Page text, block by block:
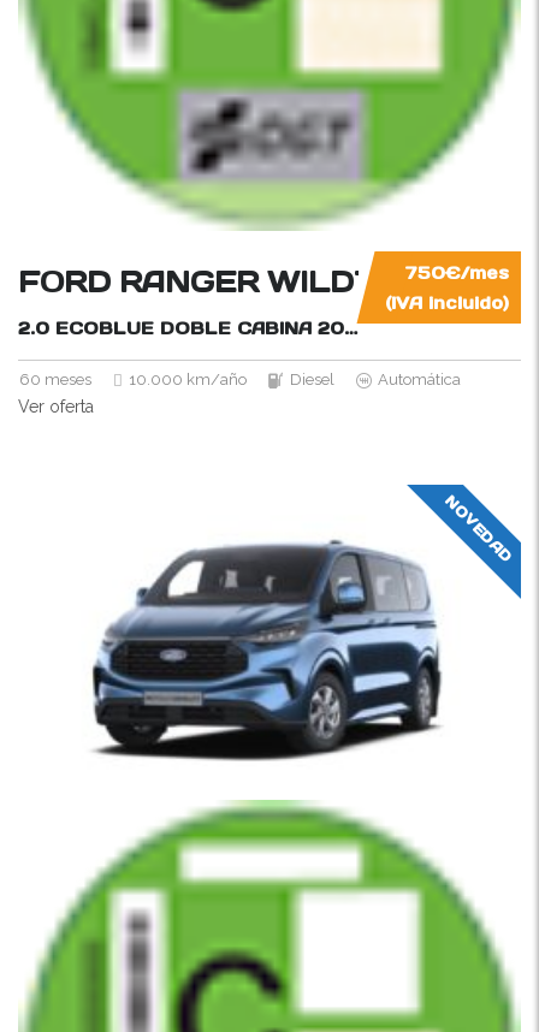
750€/mes
(IVA incluido)
FORD RANGER WILDTRAK 4×4
2.0 ECOBLUE DOBLE CABINA 205CV
60 meses 10.000 km/año Diesel Automática
Ver oferta
NOVEDAD